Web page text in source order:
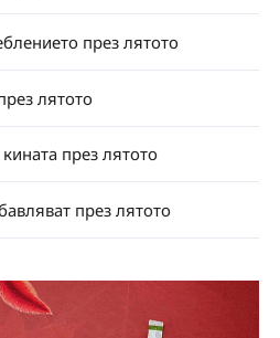
през лятото
лятото
през лятото
през лятото